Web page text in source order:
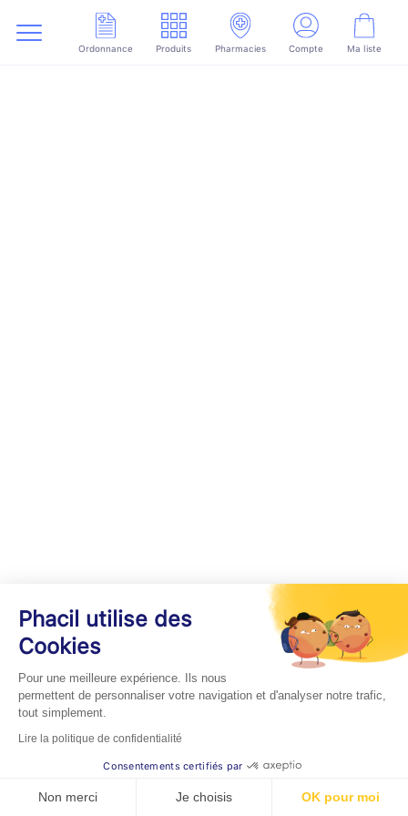
Ordonnance Produits Pharmacies Compte Ma liste
Phacil utilise des
Cookies
Pour une meilleure expérience. Ils nous
permettent de personnaliser votre navigation et d'analyser notre trafic,
tout simplement.
Lire la politique de confidentialité
Consentements certifiés par
Non merci Je choisis OK pour moi